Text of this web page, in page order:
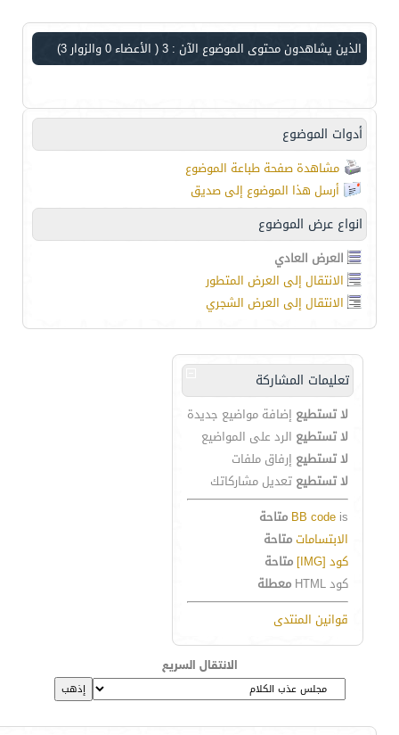
الذين يشاهدون محتوى الموضوع الآن : 3 ( الأعضاء 0 والزوار 3)
أدوات الموضوع
مشاهدة صفحة طباعة الموضوع
أرسل هذا الموضوع إلى صديق
انواع عرض الموضوع
العرض العادي
الانتقال إلى العرض المتطور
الانتقال إلى العرض الشجري
تعليمات المشاركة
لا تستطيع إضافة مواضيع جديدة
لا تستطيع الرد على المواضيع
لا تستطيع إرفاق ملفات
لا تستطيع تعديل مشاركاتك
BB code is
متاحة
الابتساماتمتاحة
كود [IMG]
متاحة
كود HTML
معطلة
قوانين المنتدى
الانتقال السريع